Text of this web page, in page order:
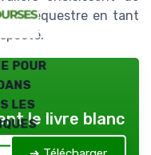
équestre en tant
pour
les
le livre blanc